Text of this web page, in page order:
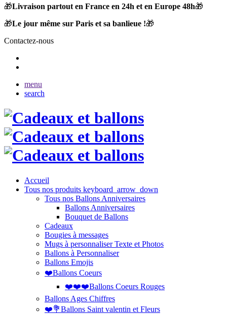
🎁Livraison partout en France en 24h et en Europe 48h🎁
🎁Le jour même sur Paris et sa banlieue !🎁
Contactez-nous
menu
search
Accueil
Tous nos produits keyboard_arrow_down
Tous nos Ballons Anniversaires
Ballons Anniversaires
Bouquet de Ballons
Cadeaux
Bougies à messages
Mugs à personnaliser Texte et Photos
Ballons à Personnaliser
Ballons Emojis
❤️Ballons Coeurs
❤️❤️❤️Ballons Coeurs Rouges
Ballons Ages Chiffres
❤️💐Ballons Saint valentin et Fleurs